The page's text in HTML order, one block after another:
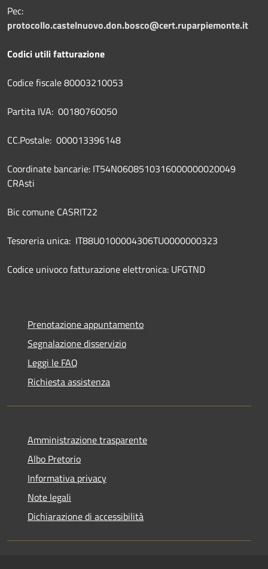
Pec:
protocollo.castelnuovo.don.bosco@cert.ruparpiemonte.it
Codici utili fatturazione
Codice fiscale 80003210053
Partita IVA: 00180760050
CC.Postale: 000013396148
Coordinate bancarie: IT54N0608510316000000020049
CRAsti
Bic comune CASRIT22
Tesoreria unica: IT88U0100004306TU0000000323
Codice univoco fatturazione elettronica: UFGTND
Prenotazione appuntamento
Segnalazione disservizio
Leggi le FAQ
Richiesta assistenza
Amministrazione trasparente
Albo Pretorio
Informativa privacy
Note legali
Dichiarazione di accessibilità